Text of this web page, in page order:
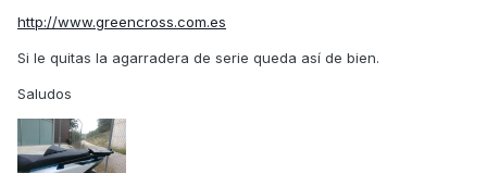
http://www.greencross.com.es
Si le quitas la agarradera de serie queda así de bien.
Saludos